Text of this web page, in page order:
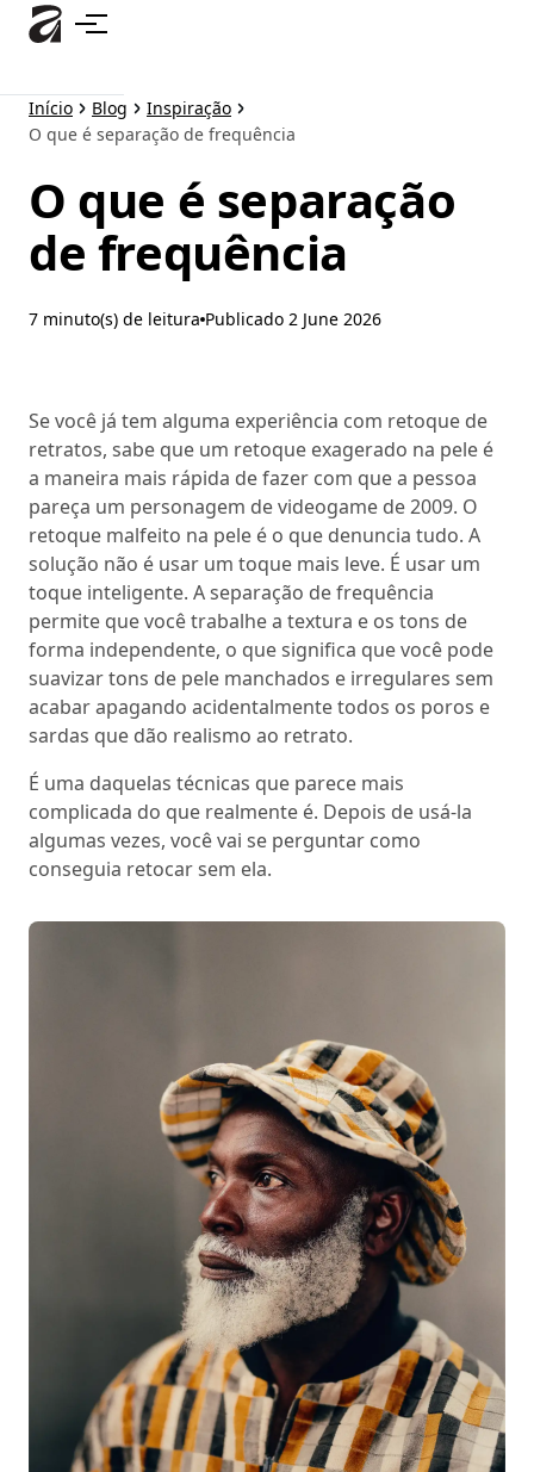
Pular
para
conteúdo
principal
Início Blog
Inspiração
O que é separação de frequência
O que é separação
de frequência
7 minuto(s) de leitura Publicado 2 June 2026
Se você já tem alguma experiência com retoque de
retratos, sabe que um retoque exagerado na pele é
a maneira mais rápida de fazer com que a pessoa
pareça um personagem de videogame de 2009. O
retoque malfeito na pele é o que denuncia tudo. A
solução não é usar um toque mais leve. É usar um
toque inteligente. A separação de frequência
permite que você trabalhe a textura e os tons de
forma independente, o que significa que você pode
suavizar tons de pele manchados e irregulares sem
acabar apagando acidentalmente todos os poros e
sardas que dão realismo ao retrato.
É uma daquelas técnicas que parece mais
complicada do que realmente é. Depois de usá-la
algumas vezes, você vai se perguntar como
conseguia retocar sem ela.